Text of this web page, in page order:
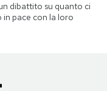
dibattito su quanto ci
in pace con la loro